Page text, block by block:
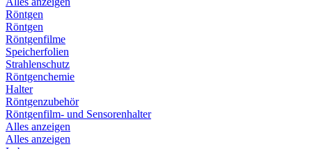
Röntgen
Röntgen
Röntgenfilme
Speicherfolien
Strahlenschutz
Röntgenchemie
Halter
Röntgenzubehör
Röntgenfilm- und Sensorenhalter
Alles anzeigen
Alles anzeigen